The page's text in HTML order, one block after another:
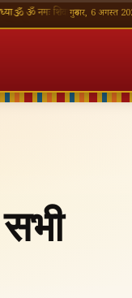
— सोमवार व्रत कीगुरुवार, 6 अगस्त